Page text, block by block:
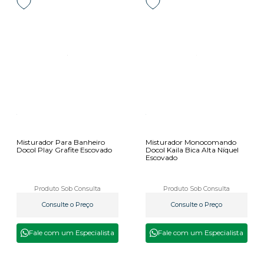
Misturador Para Banheiro
Docol Play Grafite Escovado
Produto Sob Consulta
Consulte o Preço
Fale com um Especialista
Misturador Monocomando
Docol Kaila Bica Alta Níquel
Escovado
Produto Sob Consulta
Consulte o Preço
Fale com um Especialista